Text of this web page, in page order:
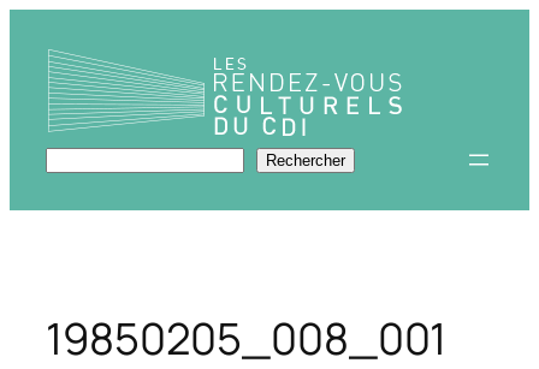
contenu
Rechercher Rechercher
19850205_008_001